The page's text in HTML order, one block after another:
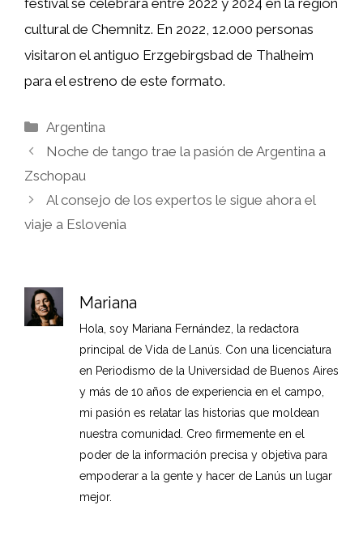
festival se celebrará entre 2022 y 2024 en la región
cultural de Chemnitz. En 2022, 12.000 personas
visitaron el antiguo Erzgebirgsbad de Thalheim
para el estreno de este formato.
Categorías
Argentina
Noche de tango trae la pasión de Argentina a
Zschopau
Al consejo de los expertos le sigue ahora el
viaje a Eslovenia
Mariana
Hola, soy Mariana Fernández, la redactora
principal de Vida de Lanús. Con una licenciatura
en Periodismo de la Universidad de Buenos Aires
y más de 10 años de experiencia en el campo,
mi pasión es relatar las historias que moldean
nuestra comunidad. Creo firmemente en el
poder de la información precisa y objetiva para
empoderar a la gente y hacer de Lanús un lugar
mejor.